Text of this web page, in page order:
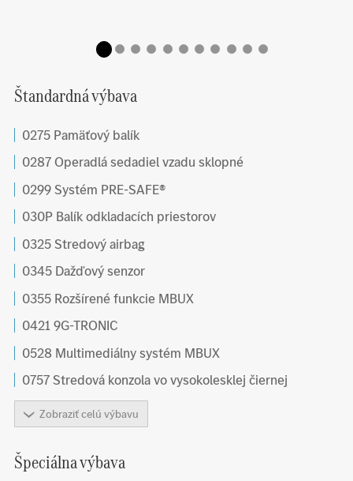
Štandardná výbava
0275 Pamäťový balík
0287 Operadlá sedadiel vzadu sklopné
0299 Systém PRE-SAFE®
030P Balík odkladacích priestorov
0325 Stredový airbag
0345 Dažďový senzor
0355 Rozšírené funkcie MBUX
0421 9G-TRONIC
0528 Multimediálny systém MBUX
0757 Stredová konzola vo vysokolesklej čiernej
Zobraziť celú výbavu
Špeciálna výbava